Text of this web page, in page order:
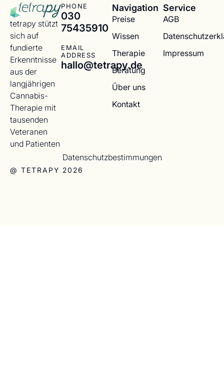
tetrapy stützt
sich auf
fundierte
Erkenntnisse
aus der
langjährigen
Cannabis-
Therapie mit
tausenden
Veteranen
und Patienten
PHONE
030
75435910
EMAIL
ADDRESS
hallo@tetrapy.de
Navigation
Preise
Wissen
Therapie
Beratung
Über uns
Kontakt
Service
AGB
Impressum
@ TETRAPY 2026
Datenschutzbestimmungen